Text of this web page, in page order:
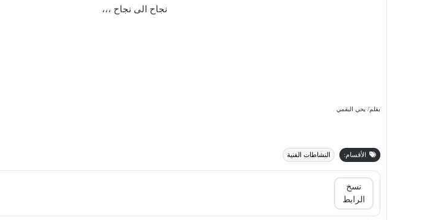
نجاح الى نجاح ،،،
بقلم/ يحي البقمي
الأقسام: النشاطات الفنية
نسخ
الرابط